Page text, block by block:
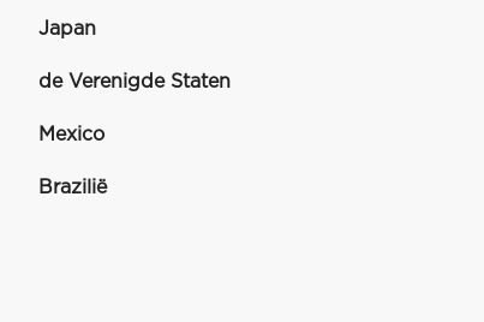
Japan
de Verenigde Staten
Mexico
Brazilië